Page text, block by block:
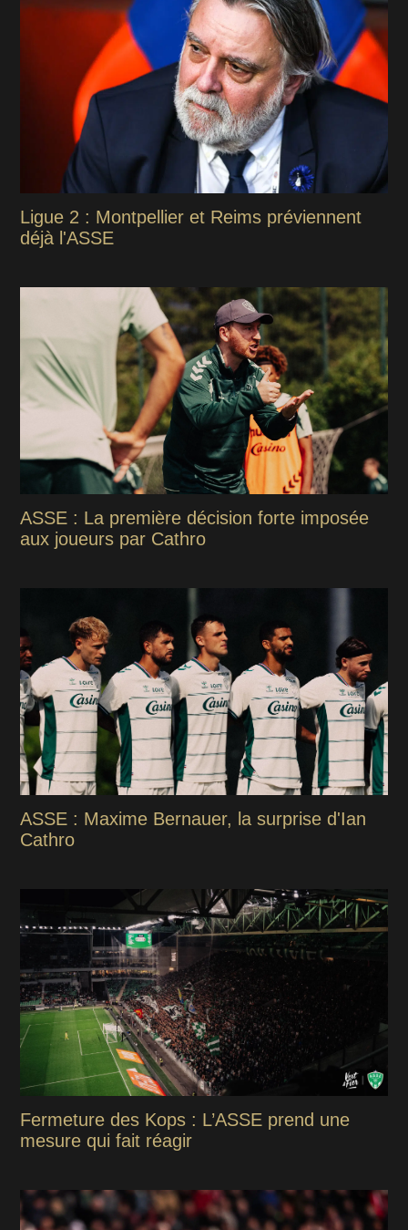
Ligue 2 : Montpellier et Reims préviennent
déjà l'ASSE
ASSE : La première décision forte imposée
aux joueurs par Cathro
ASSE : Maxime Bernauer, la surprise d'Ian
Cathro
Fermeture des Kops : L’ASSE prend une
mesure qui fait réagir